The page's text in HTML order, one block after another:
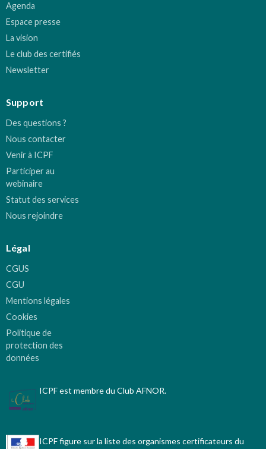
Agenda
Espace presse
La vision
Le club des certifiés
Newsletter
Support
Des questions ?
Nous contacter
Venir à ICPF
Participer au
webinaire
Statut des services
Nous rejoindre
Légal
CGUS
CGU
Mentions légales
Cookies
Politique de
protection des
données
ICPF est membre du Club AFNOR.
ICPF figure sur la liste des organismes certificateurs du